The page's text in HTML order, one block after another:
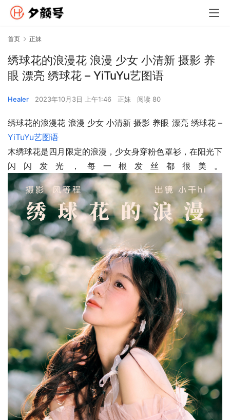
首页 正妹
绣球花的浪漫花 浪漫 少女 小清新 摄影 养
眼 漂亮 绣球花 – YiTuYu艺图语
Healer 2023年10月3日 上午1:46 正妹 阅读 80
YiTuYu艺图语
木绣球花是四月限定的浪漫，少女身穿粉色罩衫，在阳光下
闪闪发光，每一根发丝都很美。